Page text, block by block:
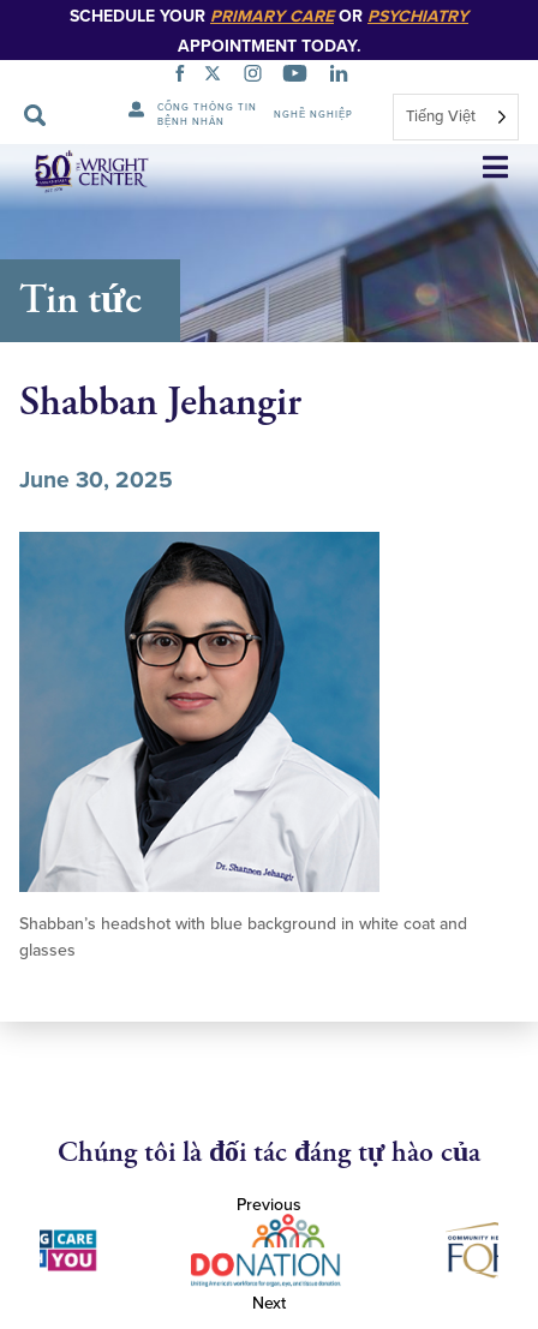
SCHEDULE YOUR PRIMARY CAREOR PSYCHIATRY
APPOINTMENT TODAY.
CỔNG THÔNG TIN
BỆNH NHÂN
NGHỀ NGHIỆP Tiếng Việt
Bỏ
qua
điều
Tin tức
Shabban Jehangir
June 30, 2025
Shabban’s headshot with blue background in white coat and
glasses
Chúng tôi là đối tác đáng tự hào của
Previous
Next